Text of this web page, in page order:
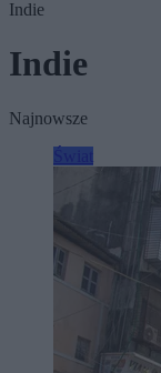
Indie
Indie
Najnowsze